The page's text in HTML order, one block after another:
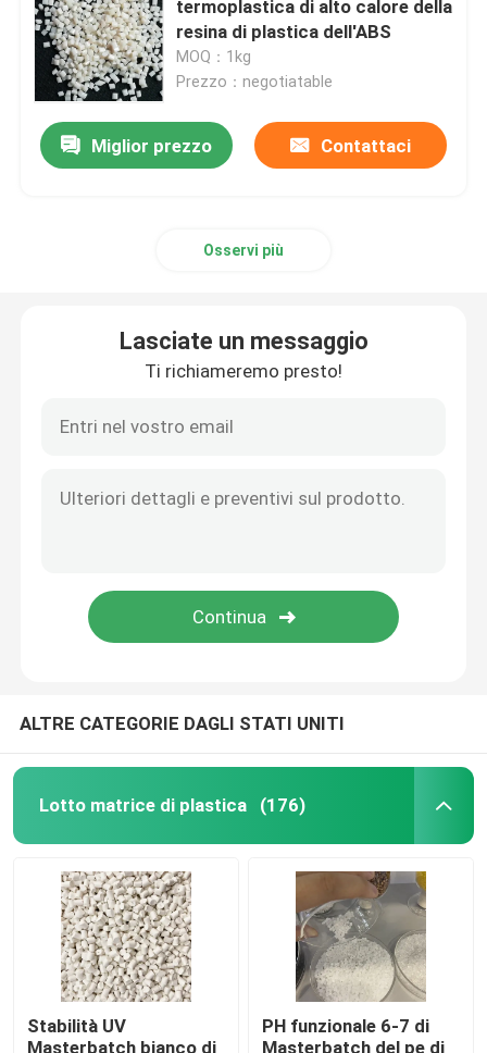
termoplastica di alto calore della
resina di plastica dell'ABS
MOQ：1kg
Prezzo：negotiatable
Miglior prezzo Contattaci
Osservi più
Lasciate un messaggio
Ti richiameremo presto!
ALTRE CATEGORIE DAGLI STATI UNITI
Lotto matrice di plastica (176)
Stabilità UV
Masterbatch bianco di
PH funzionale 6-7 di
Masterbatch del pe di